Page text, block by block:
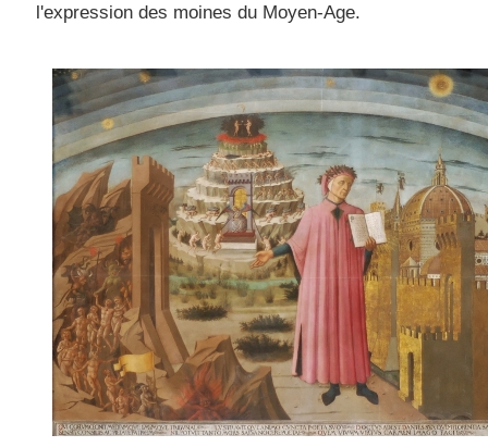
l'expression des moines du Moyen-Age.